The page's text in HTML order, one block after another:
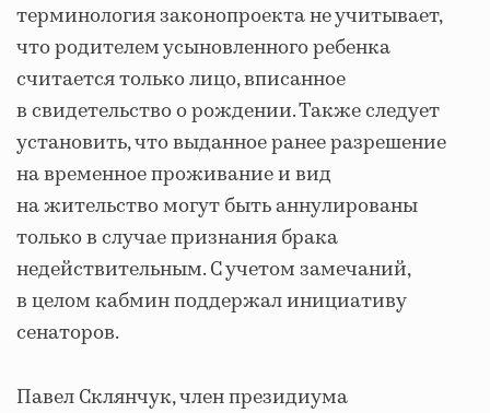
терминология законопроекта не учитывает,
что родителем усыновленного ребенка
считается только лицо, вписанное
в свидетельство о рождении. Также следует
установить, что выданное ранее разрешение
на временное проживание и вид
на жительство могут быть аннулированы
только в случае признания брака
недействительным. С учетом замечаний,
в целом кабмин поддержал инициативу
сенаторов.
Павел Склянчук, член президиума